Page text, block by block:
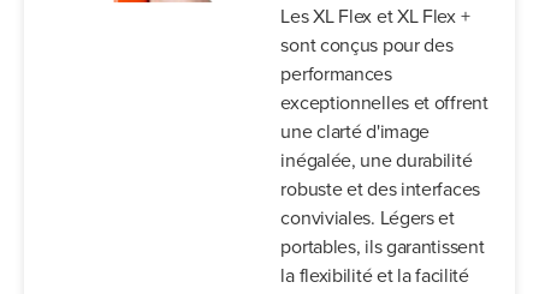
Les XL Flex et XL Flex +
sont conçus pour des
performances
exceptionnelles et offrent
une clarté d'image
inégalée, une durabilité
robuste et des interfaces
conviviales. Légers et
portables, ils garantissent
la flexibilité et la facilité